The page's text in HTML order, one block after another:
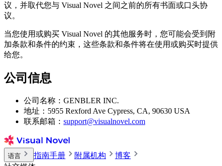
议，并取代您与 Visual Novel 之间之前的所有书面或口头协
议。
当您使用或购买 Visual Novel 的其他服务时，您可能会受到附
加条款和条件的约束，这些条款和条件将在使用或购买时提供
给您。
公司信息
公司名称：GENBLER INC.
地址：5955 Rexford Ave Cypress, CA, 90630 USA
联系邮箱： support@visualnovel.com
语言 指南手册 附属机构
博客